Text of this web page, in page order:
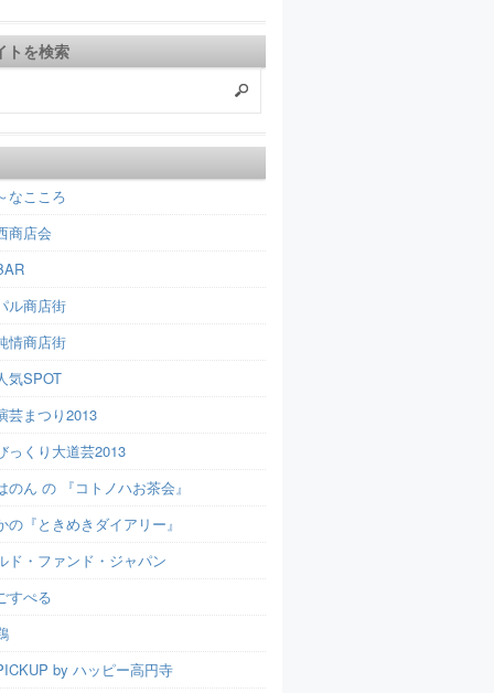
トを検索
なこころ
商店会
ル商店街
情商店街
気SPOT
芸まつり2013
っくり大道芸2013
のん の 『コトノハお茶会』
の『ときめきダイアリー』
ド・ファンド・ジャパン
すぺる
by ハッピー高円寺